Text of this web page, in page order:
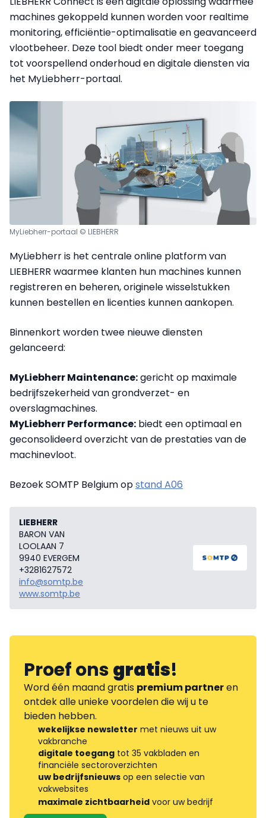
machines gekoppeld kunnen worden voor realtime
monitoring, efficiëntie-optimalisatie en geavanceerd
vlootbeheer. Deze tool biedt onder meer toegang
tot voorspellend onderhoud en digitale diensten via
het MyLiebherr-portaal.
MyLiebherr-portaal © LIEBHERR
MyLiebherr is het centrale online platform van
LIEBHERR waarmee klanten hun machines kunnen
registreren en beheren, originele wisselstukken
kunnen bestellen en licenties kunnen aankopen.
Binnenkort worden twee nieuwe diensten
gelanceerd:
MyLiebherr Maintenance:gericht op maximale
bedrijfszekerheid van grondverzet- en
overslagmachines.
MyLiebherr Performance: biedt een optimaal en
geconsolideerd overzicht van de prestaties van de
machinevloot.
Bezoek SOMTP Belgium opstand A06
LIEBHERR
BARON VAN
LOOLAAN 7
9940 EVERGEM
+3281627572
info@somtp.be
www.somtp.be
Proef onsgratis!
Word één maand gratis premium partneren
ontdek alle unieke voordelen die wij u te
bieden hebben.
wekelijkse newsletter met nieuws uit uw
vakbranche
digitale toegang tot 35 vakbladen en
financiële sectoroverzichten
uw bedrijfsnieuws op een selectie van
vakwebsites
maximale zichtbaarheid voor uw bedrijf